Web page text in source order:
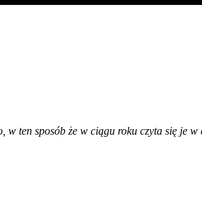
ten sposób że w ciągu roku czyta się je w